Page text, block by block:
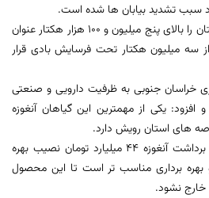
سبب تشدید بیابان ها شده است.
وی میزان گستره بیابان های استان را بالای پنج میلیون و 100 هزار هکتار عنوان
سه میلیون هکتار تحت فرسایش بادی قرار
خراسان جنوبی به ظرفیت دارویی و صنعتی
افزود: یکی از مهمترین این گیاهان آنغوزه
وی اضافه کرد: امسال از محل برداشت آنغوزه 44 میلیارد تومان نصیب بهره
و بهره برداری مناسب تر است تا این محصول
خارج نشود.